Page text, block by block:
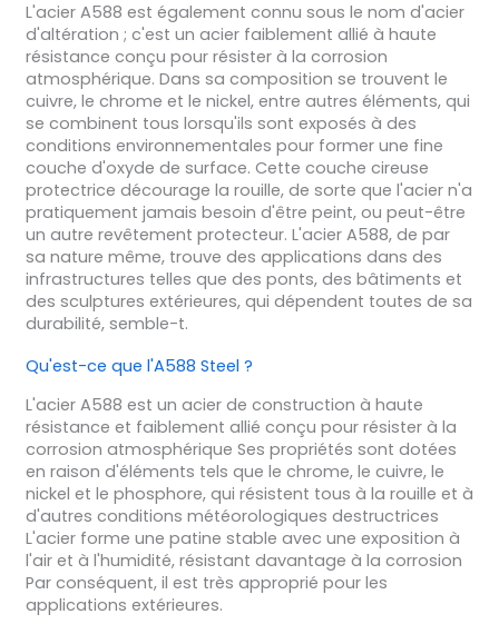
L'acier A588 est également connu sous le nom d'acier
d'altération ; c'est un acier faiblement allié à haute
résistance conçu pour résister à la corrosion
atmosphérique. Dans sa composition se trouvent le
cuivre, le chrome et le nickel, entre autres éléments, qui
se combinent tous lorsqu'ils sont exposés à des
conditions environnementales pour former une fine
couche d'oxyde de surface. Cette couche cireuse
protectrice décourage la rouille, de sorte que l'acier n'a
pratiquement jamais besoin d'être peint, ou peut-être
un autre revêtement protecteur. L'acier A588, de par
sa nature même, trouve des applications dans des
infrastructures telles que des ponts, des bâtiments et
des sculptures extérieures, qui dépendent toutes de sa
durabilité, semble-t.
Qu'est-ce que l'A588 Steel ?
L'acier A588 est un acier de construction à haute
résistance et faiblement allié conçu pour résister à la
corrosion atmosphérique Ses propriétés sont dotées
en raison d'éléments tels que le chrome, le cuivre, le
nickel et le phosphore, qui résistent tous à la rouille et à
d'autres conditions météorologiques destructrices
L'acier forme une patine stable avec une exposition à
l'air et à l'humidité, résistant davantage à la corrosion
Par conséquent, il est très approprié pour les
applications extérieures.